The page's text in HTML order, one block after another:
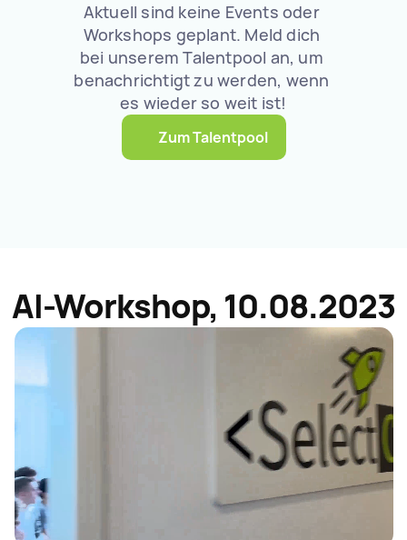
Aktuell sind keine Events oder
Workshops geplant. Meld dich
bei unserem Talentpool an, um
benachrichtigt zu werden, wenn
es wieder so weit ist!
Zum Talentpool
AI-Workshop, 10.08.2023